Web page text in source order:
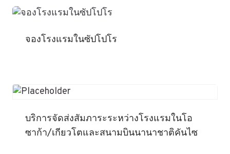
จองโรงแรมในซัปโปโร
บริการจัดส่งสัมภาระระหว่างโรงแรมในโอ
ซาก้า/เกียวโตและสนามบินนานาชาติคันไซ